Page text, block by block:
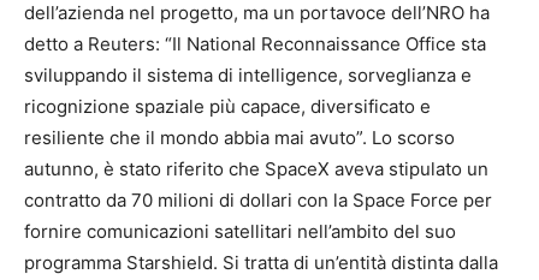
dell’azienda nel progetto, ma un portavoce dell’NRO ha
detto a Reuters: “Il National Reconnaissance Office sta
sviluppando il sistema di intelligence, sorveglianza e
ricognizione spaziale più capace, diversificato e
resiliente che il mondo abbia mai avuto”. Lo scorso
autunno, è stato riferito che SpaceX aveva stipulato un
contratto da 70 milioni di dollari con la Space Force per
fornire comunicazioni satellitari nell’ambito del suo
programma Starshield. Si tratta di un’entità distinta dalla